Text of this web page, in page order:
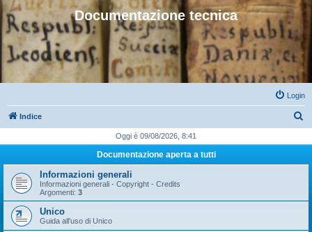
Documentazione tecnica
Login
Indice
c
Oggi è 09/08/2026, 8:41
Documentazione aperta a tutti
Informazioni generali
Informazioni generali - Copyright - Credits
Argomenti: 3
Unico
Guida all'uso di Unico